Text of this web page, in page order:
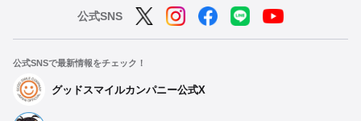
公式SNS
公式SNSで最新情報をチェック！
グッドスマイルカンパニー公式X